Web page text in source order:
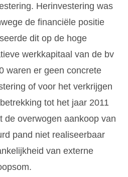
Herinvestering was
de financiële positie
dit op de hoge
werkkapitaal van de bv
waren er geen concrete
of voor het verkrijgen
tot het jaar 2011
de overwogen aankoop van
pand niet realiseerbaar
van externe